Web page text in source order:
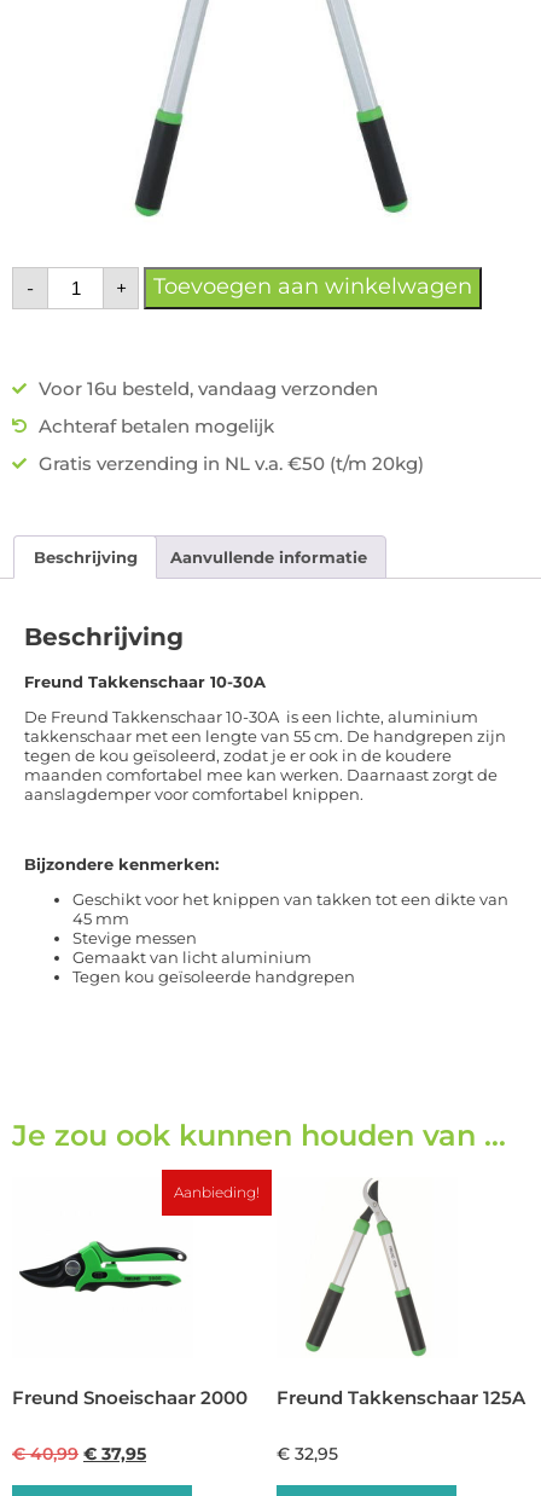
- + Toevoegen aan winkelwagen
Voor 16u besteld, vandaag verzonden
Achteraf betalen mogelijk
Gratis verzending in NL v.a. €50 (t/m 20kg)
Beschrijving Aanvullende informatie
Beschrijving
Freund Takkenschaar 10-30A
De Freund Takkenschaar 10-30A is een lichte, aluminium
takkenschaar met een lengte van 55 cm. De handgrepen zijn
tegen de kou geïsoleerd, zodat je er ook in de koudere
maanden comfortabel mee kan werken. Daarnaast zorgt de
aanslagdemper voor comfortabel knippen.
Bijzondere kenmerken:
Geschikt voor het knippen van takken tot een dikte van
45 mm
Stevige messen
Gemaakt van licht aluminium
Tegen kou geïsoleerde handgrepen
Je zou ook kunnen houden van …
Aanbieding!
Freund Snoeischaar 2000
€40,99 € 37,95
Freund Takkenschaar 125A
€ 32,95